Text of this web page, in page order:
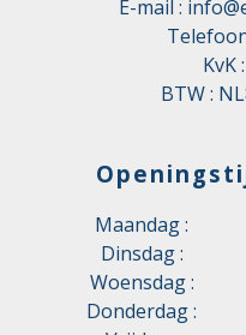
E-mail :
KvK
BTW :
Maandag :
Dinsdag :
Woensdag :
Donderdag :